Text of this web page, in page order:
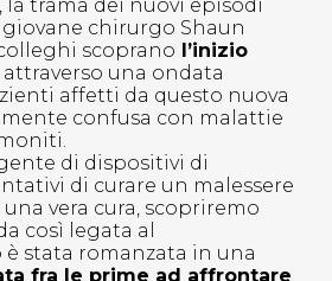
la trama dei nuovi episodi
chirurgo Shaun
scoprano l’inizio
attraverso una ondata
affetti da questo nuova
confusa con malattie
di dispositivi di
di curare un malessere
vera cura, scopriremo
così legata al
stata romanzata in una
fra le prime ad affrontare